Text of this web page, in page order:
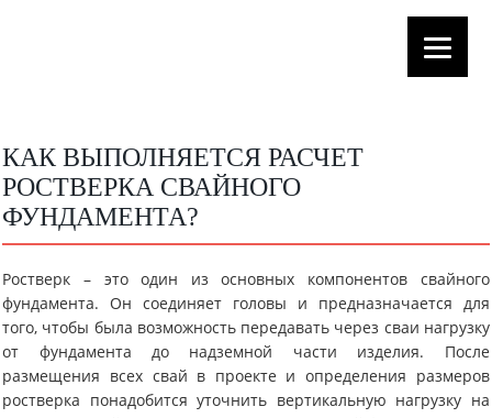
КАК ВЫПОЛНЯЕТСЯ РАСЧЕТ
РОСТВЕРКА СВАЙНОГО
ФУНДАМЕНТА?
Ростверк – это один из основных компонентов свайного
фундамента. Он соединяет головы и предназначается для
того, чтобы была возможность передавать через сваи нагрузку
от фундамента до надземной части изделия. После
размещения всех свай в проекте и определения размеров
ростверка понадобится уточнить вертикальную нагрузку на